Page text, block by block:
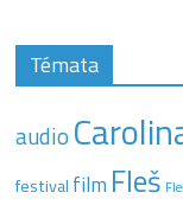
Témata
audio
festival film Fleš